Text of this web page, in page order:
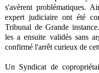
s'avèrent problématiques.
expert judiciaire ont été
Tribunal de Grande
les a ensuite validés sans
confirmé l'arrêt curieux de
Un Syndicat de